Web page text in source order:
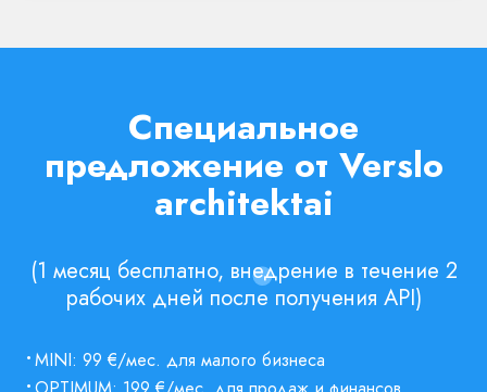
Специальное
предложение от Verslo
architektai
(1 месяц бесплатно, внедрение в течение 2
рабочих дней после получения API)
•MINI: 99 €/мес. для малого бизнеса